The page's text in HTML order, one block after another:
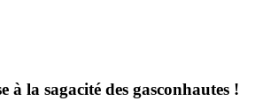
à la sagacité des gasconhautes !